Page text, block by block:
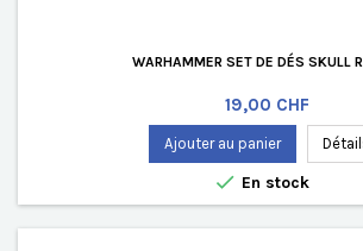
WARHAMMER SET DE DÉS SKULL
Prix
19,00 CHF
Ajouter au panier
 En stock